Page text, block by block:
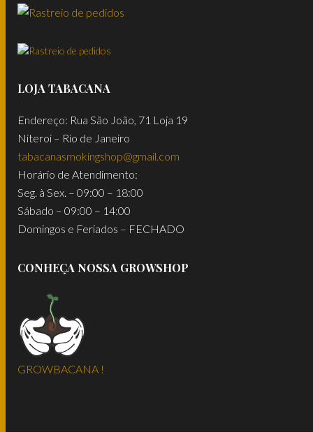
LOJA TABACANA
Endereço: Rua São João, 71 Loja 19
Niteroi – Rio de Janeiro
tabacanasmokingshop@gmail.com
Horário de Atendimento:
Seg. à Sex. – 09:00 – 18:00
Sábado – 09:00 – 14:00
Domingos e Feriados – FECHADO
CONHEÇA NOSSA GROWSHOP
GROWBACANA !